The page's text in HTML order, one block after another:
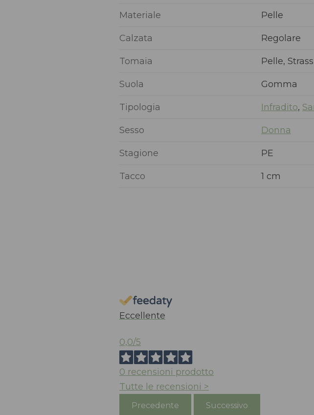
Materiale Pelle
Calzata Regolare
Tomaia Pelle, Strass
Suola Gomma
Tipologia Infradito,
Sesso Donna
Stagione PE
Tacco 1 cm
Eccellente
0,0/5
0 recensioni prodotto
Tutte le recensioni >
Precedente Successivo